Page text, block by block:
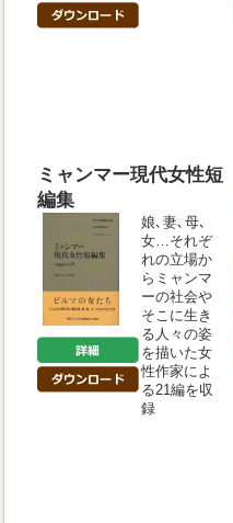
ミャンマー現代女性短
編集
娘､妻､母､
女…それぞ
れの立場か
らミャンマ
ーの社会や
そこに生き
る人々の姿
を描いた女
性作家によ
る21編を収
録